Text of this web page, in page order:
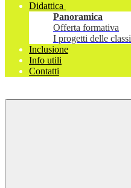
Didattica
Panoramica
Offerta formativa
I progetti delle classi
Inclusione
Info utili
Contatti